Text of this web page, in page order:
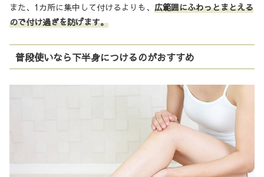
また、1カ所に集中して付けるよりも、 広範囲にふわっとまとえる
ので付け過ぎを防げます。
普段使いなら下半身につけるのがおすすめ